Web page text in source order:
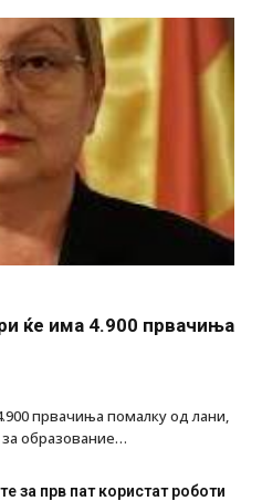
ќе има 4.900 првачиња
првачиња помалку од лани,
образование…
за прв пат користат роботи